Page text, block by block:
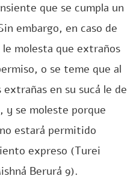
que se cumpla un
embargo, en caso de
le molesta que extraños
o se teme que al
en su sucá le de
y se moleste porque
estará permitido
expreso (Turei
Berurá 9).